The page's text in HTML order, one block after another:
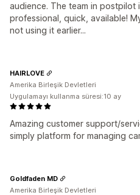
audience. The team in
professional, quick, available!
not using it earlier...
Amazing customer support/
simply platform for managing
HAIRLOVE
Amerika Birleşik Devletleri
Uygulamayı kullanma süresi:10 ay
Goldfaden MD
Amerika Birleşik Devletleri